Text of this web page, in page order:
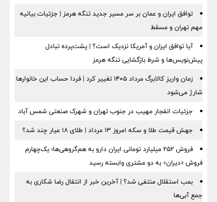
توافق ایران و عمان بر سر مسیر جدید تنگه هرمز | جزئیات بیانیه
مهم تهران و مسقط
آیا توافق ایران و آمریکا نزدیک است؟ | پشت‌پرده تبادل
پیش‌نویس‌ها و شرط بازگشایی تنگه هرمز
زمان واریز کالابرگ مرداد ۱۴۰۵ تغییر کرد | فردا حساب این خانوارها
شارژ می‌شود
جزئیات انفجار مهیب در جنوب تهران و شهرک صنعتی شمس آباد
جهش قیمت طلا و سکه امروز ۱۳ مرداد | طلای ۱۸ عیار چند شد؟
فروش ۲۵۲ میلیارد تومانی ایران دارو به هم‌گروهی‌ها؛ یک‌چهارم
فروش «دیران» به دو مشتری وابسته رسید
بمب استقلال منتفی شد؟ | آخرین خبر از انتقال رضا شکاری به
جمع آبی‌ها